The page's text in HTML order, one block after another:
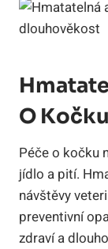
O
Péče o kočku
jídlo a pití.
návštěvy
preventivní
zdraví a